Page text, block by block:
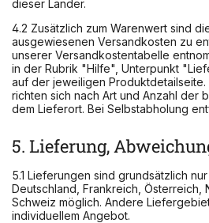
dieser Länder.
4.2 Zusätzlich zum Warenwert sind
ausgewiesenen Versandkosten zu
unserer Versandkostentabelle
in der Rubrik "Hilfe", Unterpunkt
auf der jeweiligen Produktdetailseite.
richten sich nach Art und Anzahl der
dem Lieferort. Bei Selbstabholung
5. Lieferung,
5.1 Lieferungen sind grundsätzlich
Deutschland, Frankreich,
Schweiz möglich. Andere
individuellem Angebot.